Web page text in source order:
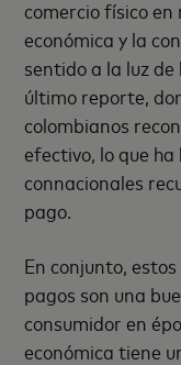
comercio físico
económica y la
sentido a la luz
último reporte,
colombianos
efectivo, lo que ha
connacionales
pago.
En conjunto,
pagos son una
consumidor en
económica tiene